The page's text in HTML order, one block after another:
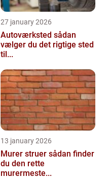
27 january 2026
Autoværksted sådan
vælger du det rigtige sted
til...
13 january 2026
Murer struer sådan finder
du den rette
murermeste...